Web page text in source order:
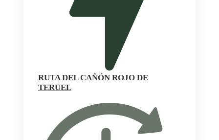
RUTA DEL CAÑÓN ROJO DE
TERUEL